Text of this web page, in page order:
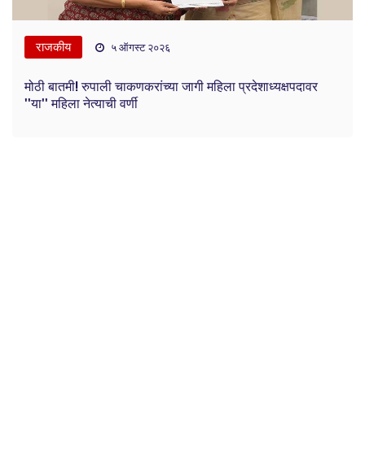
राजकीय ५ ऑगस्ट २०२६
मोठी बातमी! रुपाली चाकणकरांच्या जागी महिला प्रदेशाध्यक्षपदावर
''या'' महिला नेत्याची वर्णी